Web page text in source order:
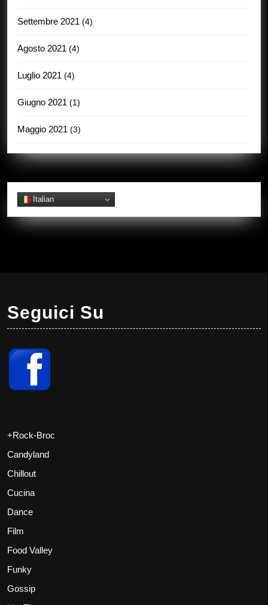
Settembre 2021 (4)
Agosto 2021 (4)
Luglio 2021 (4)
Giugno 2021 (1)
Maggio 2021 (3)
Italian
Seguici Su
+Rock-Broc
Candyland
Chillout
Cucina
Dance
Film
Food Valley
Funky
Gossip